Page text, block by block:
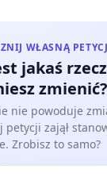
treści.
jaki widzimy
mógł się
o uczciwość
tych
WŁASNĄ
jakaś
zmienić?
nie powoduje
petycji zajął
Zrobisz to samo?